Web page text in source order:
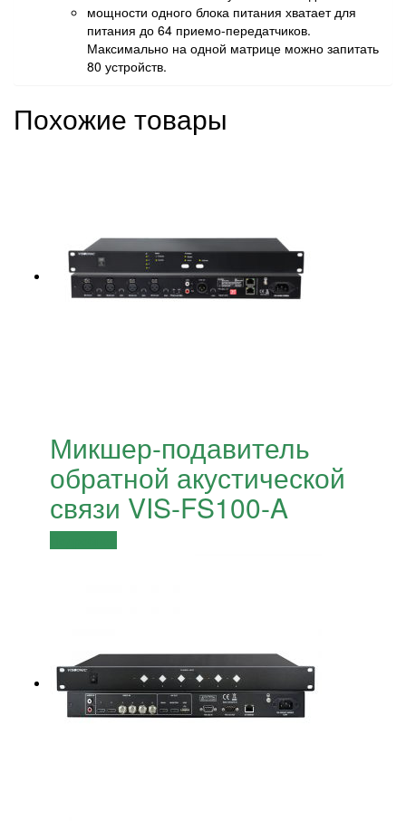
мощности одного блока питания хватает для
питания до 64 приемо-передатчиков.
Максимально на одной матрице можно запитать
80 устройств.
Похожие товары
Микшер-подавитель
обратной акустической
связи VIS-FS100-A